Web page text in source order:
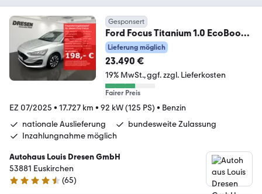
Gesponsert
Ford Focus Titanium 1.0 EcoBoost
Winterpaket/LED/PDC/
Lieferung möglich
23.490 €
19% MwSt. ggf. zzgl. Lieferkosten
Fairer Preis
EZ 07/2025 • 17.727 km • 92 kW (125 PS) • Benzin
nationale Auslieferung
bundesweite Zulassung
Inzahlungnahme möglich
Autohaus Louis Dresen GmbH
53881 Euskirchen
4.7 Sterne
(65)